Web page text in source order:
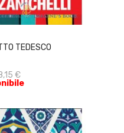
TEDESCO
€